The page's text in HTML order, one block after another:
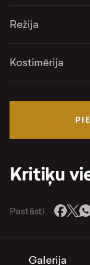
Galerija
Režija
Kostimērija
Kritiķu
Pastāsti